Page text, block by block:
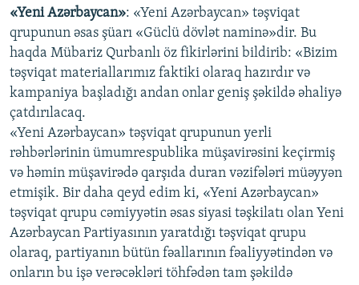
«Yeni Azərbaycan»: «Yeni Azərbaycan» təşviqat
qrupunun əsas şüarı «Güclü dövlət naminə»dir. Bu
haqda Mübariz Qurbanlı öz fikirlərini bildirib: «Bizim
təşviqat materiallarımız faktiki olaraq hazırdır və
kampaniya başladığı andan onlar geniş şəkildə əhaliyə
çatdırılacaq.
«Yeni Azərbaycan» təşviqat qrupunun yerli
rəhbərlərinin ümumrespublika müşavirəsini keçirmiş
və həmin müşavirədə qarşıda duran vəzifələri müəyyən
etmişik. Bir daha qeyd edim ki, «Yeni Azərbaycan»
təşviqat qrupu cəmiyyətin əsas siyasi təşkilatı olan Yeni
Azərbaycan Partiyasının yaratdığı təşviqat qrupu
olaraq, partiyanın bütün fəallarının fəaliyyətindən və
onların bu işə verəcəkləri töhfədən tam şəkildə